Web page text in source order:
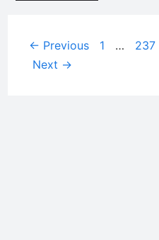
← Previous Page
1 … Page
237
Next →